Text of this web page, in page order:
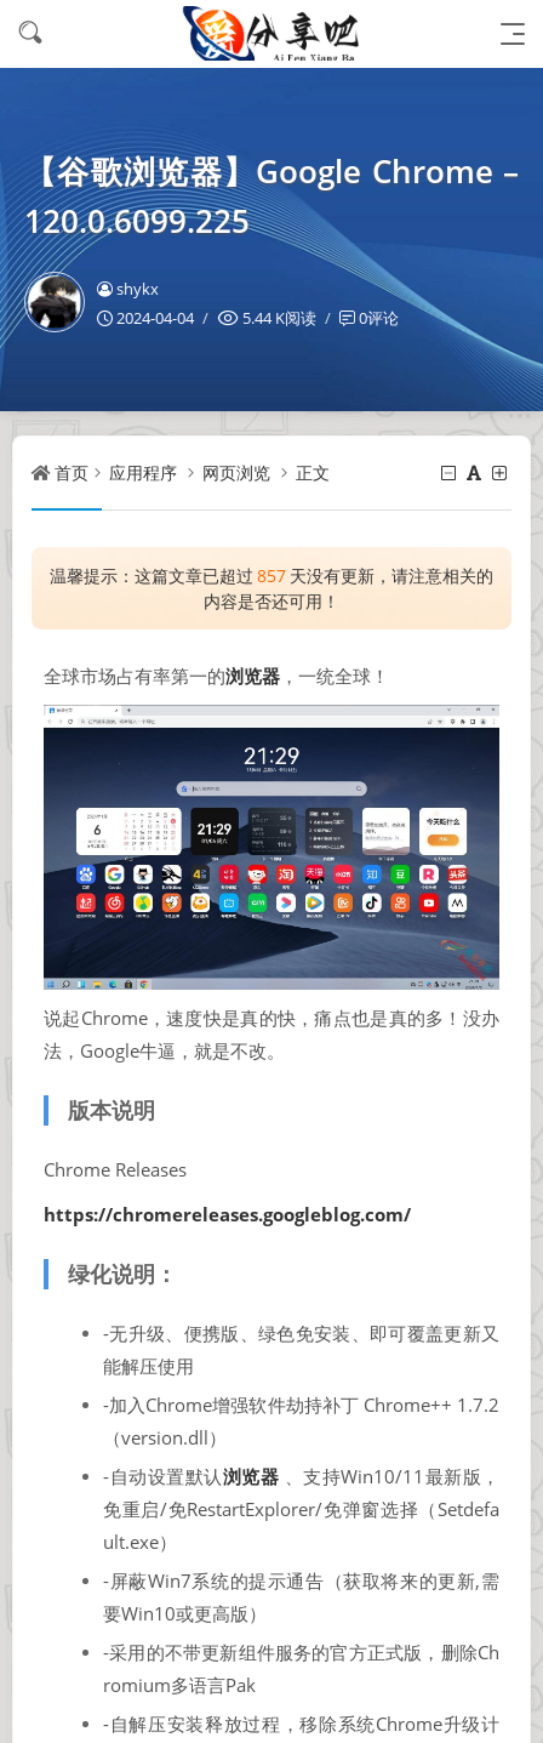
【谷歌浏览器】Google Chrome –
120.0.6099.225
shykx
2024-04-04
5.44 K阅读 0评论
首页 应用程序 网页浏览 正文
温馨提示：这篇文章已超过 857 天没有更新，请注意相关的
内容是否还可用！
全球市场占有率第一的浏览器 ，一统全球！
说起Chrome，速度快是真的快，痛点也是真的多！没办
法，Google牛逼，就是不改。
版本说明
Chrome Releases
https://chromereleases.googleblog.com/
绿化说明：
-无升级、便携版、绿色免安装、即可覆盖更新又
能解压使用
-加入Chrome增强软件劫持补丁 Chrome++ 1.7.2
（version.dll）
-自动设置默认浏览器 、支持Win10/11最新版，
免重启/免RestartExplorer/免弹窗选择（Setdefa
ult.exe）
-屏蔽Win7系统的提示通告（获取将来的更新,需
要Win10或更高版）
-采用的不带更新组件服务的官方正式版，删除Ch
romium多语言Pak
-自解压安装释放过程，移除系统Chrome升级计